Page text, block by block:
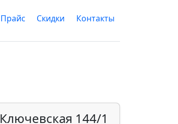
Прайс Скидки Контакты
Ключевская 144/1